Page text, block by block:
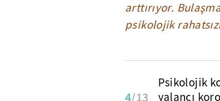
arttırıyor.
psikolojik
4/13
Psikolojik
yalancı